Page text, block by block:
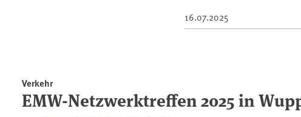
16.07.2025
Verkehr
EMW-Netzwerktreffen 2025 in